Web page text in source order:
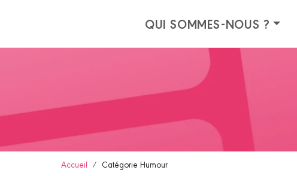
QUI SOMMES-NOUS ?
Accueil Catégorie Humour